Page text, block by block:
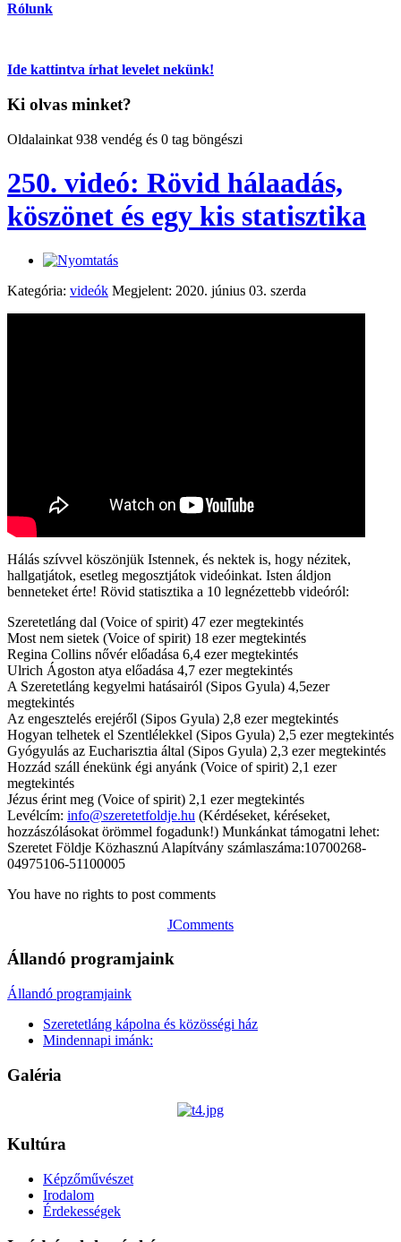
Rólunk
Ide kattintva írhat levelet nekünk!
Ki olvas minket?
Oldalainkat 938 vendég és 0 tag böngészi
250. videó: Rövid hálaadás,
köszönet és egy kis statisztika
Kategória: videók Megjelent: 2020. június 03. szerda
Hálás szívvel köszönjük Istennek, és nektek is, hogy nézitek,
hallgatjátok, esetleg megosztjátok videóinkat. Isten áldjon
benneteket érte! Rövid statisztika a 10 legnézettebb videóról:
Szeretetláng dal (Voice of spirit) 47 ezer megtekintés
Most nem sietek (Voice of spirit) 18 ezer megtekintés
Regina Collins nővér előadása 6,4 ezer megtekintés
Ulrich Ágoston atya előadása 4,7 ezer megtekintés
A Szeretetláng kegyelmi hatásairól (Sipos Gyula) 4,5ezer
megtekintés
Az engesztelés erejéről (Sipos Gyula) 2,8 ezer megtekintés
Hogyan telhetek el Szentlélekkel (Sipos Gyula) 2,5 ezer megtekintés
Gyógyulás az Eucharisztia által (Sipos Gyula) 2,3 ezer megtekintés
Hozzád száll énekünk égi anyánk (Voice of spirit) 2,1 ezer
megtekintés
Jézus érint meg (Voice of spirit) 2,1 ezer megtekintés
Levélcím: info@szeretetfoldje.hu (Kérdéseket, kéréseket,
hozzászólásokat örömmel fogadunk!) Munkánkat támogatni lehet:
Szeretet Földje Közhasznú Alapítvány számlaszáma:10700268-
04975106-51100005
You have no rights to post comments
JComments
Állandó programjaink
Állandó programjaink
Szeretetláng kápolna és közösségi ház
Mindennapi imánk:
Galéria
Kultúra
Képzőművészet
Irodalom
Érdekességek